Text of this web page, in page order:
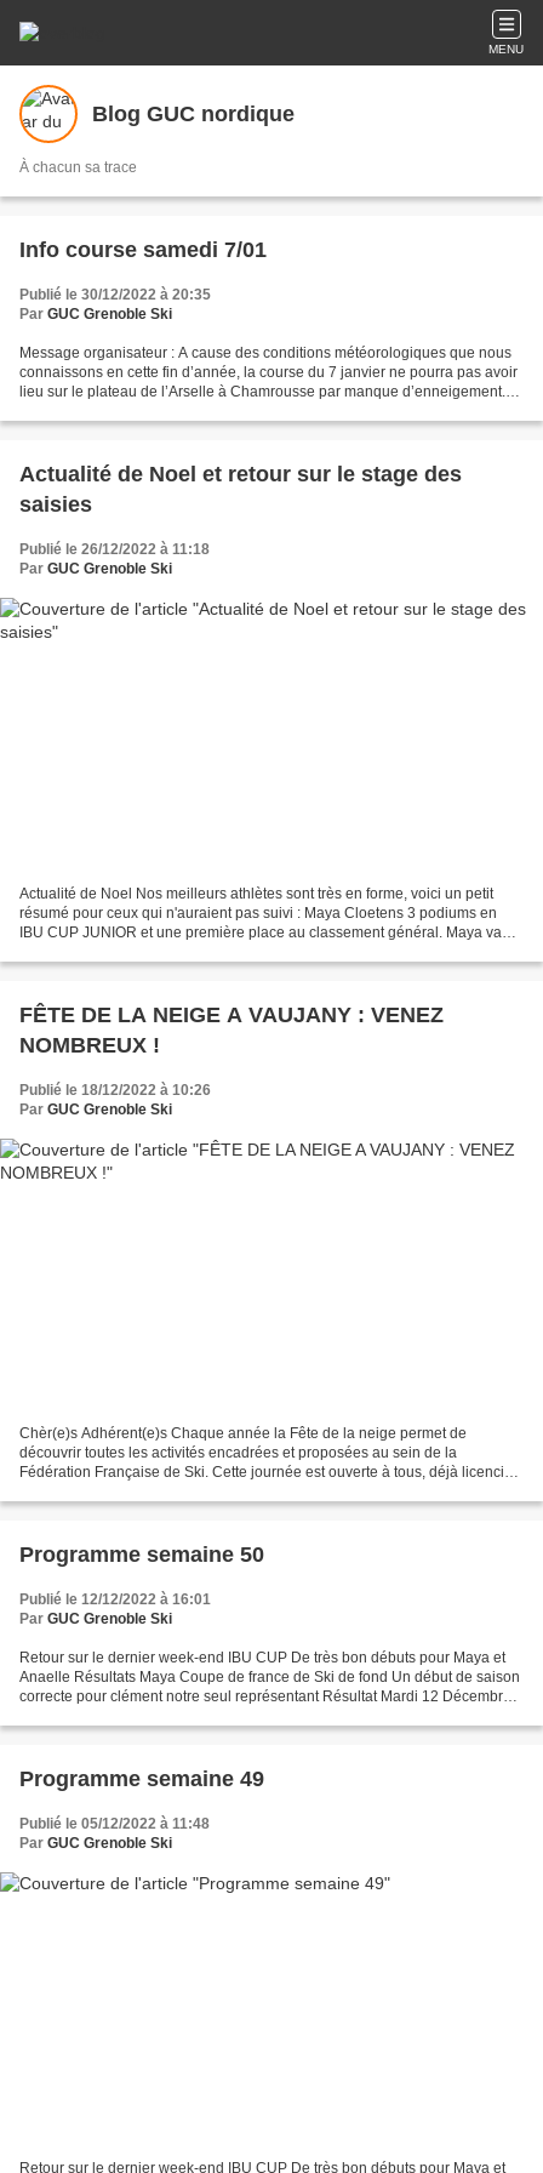
MENU
Blog GUC nordique
À chacun sa trace
Info course samedi 7/01
Publié le 30/12/2022 à 20:35
Par GUC Grenoble Ski
Message organisateur : A cause des conditions météorologiques que nous
connaissons en cette fin d’année, la course du 7 janvier ne pourra pas avoir
lieu sur le plateau de l’Arselle à Chamrousse par manque d’enneigement.
Actualité de Noel et retour sur le stage des
saisies
Publié le 26/12/2022 à 11:18
Par GUC Grenoble Ski
Actualité de Noel Nos meilleurs athlètes sont très en forme, voici un petit
résumé pour ceux qui n'auraient pas suivi : Maya Cloetens 3 podiums en
IBU CUP JUNIOR et une première place au classement général. Maya va
FÊTE DE LA NEIGE A VAUJANY : VENEZ
NOMBREUX !
Publié le 18/12/2022 à 10:26
Par GUC Grenoble Ski
Chèr(e)s Adhérent(e)s Chaque année la Fête de la neige permet de
découvrir toutes les activités encadrées et proposées au sein de la
Fédération Française de Ski. Cette journée est ouverte à tous, déjà licenciés
Programme semaine 50
Publié le 12/12/2022 à 16:01
Par GUC Grenoble Ski
Retour sur le dernier week-end IBU CUP De très bon débuts pour Maya et
Anaelle Résultats Maya Coupe de france de Ski de fond Un début de saison
correcte pour clément notre seul représentant Résultat Mardi 12 Décembre
Programme semaine 49
Publié le 05/12/2022 à 11:48
Par GUC Grenoble Ski
Retour sur le dernier week-end IBU CUP De très bon débuts pour Maya et